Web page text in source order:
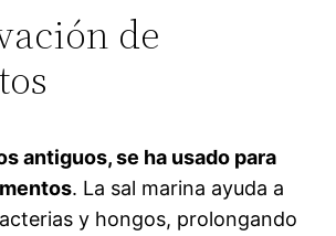
de
antiguos, se ha usado para
. La sal marina ayuda a
y hongos, prolongando